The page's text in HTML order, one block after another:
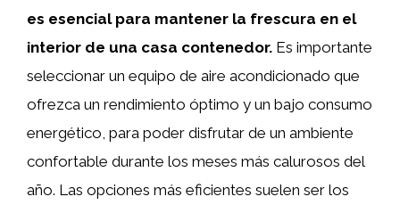
es esencial para mantener la frescura en el
interior de una casa contenedor. Es importante
seleccionar un equipo de aire acondicionado que
ofrezca un rendimiento óptimo y un bajo consumo
energético, para poder disfrutar de un ambiente
confortable durante los meses más calurosos del
año. Las opciones más eficientes suelen ser los